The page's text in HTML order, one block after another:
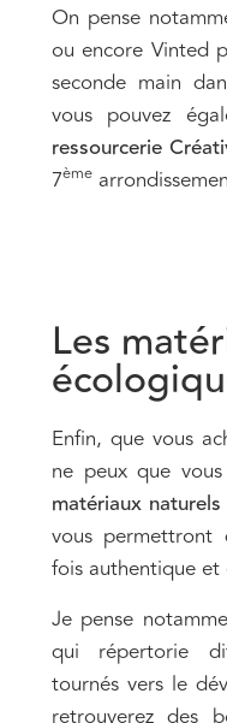
On pense
ou encore Vinted
seconde main
vous pouvez
ressourcerie
7ème
Les
Enfin, que vous
ne peux que
matériaux
vous permettront
fois authentique et
Je pense
qui répertorie
tournés vers le
retrouverez des